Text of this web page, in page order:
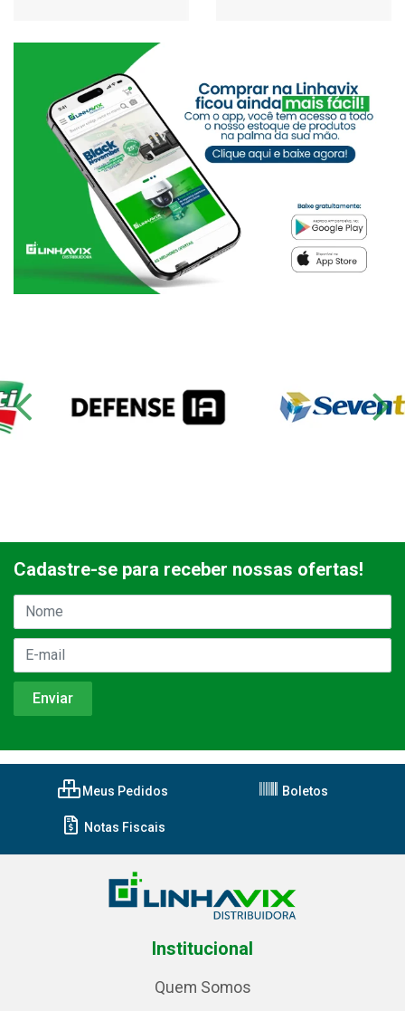
Cadastre-se para receber nossas ofertas!
Meus Pedidos Boletos
Notas Fiscais
Institucional
Quem Somos